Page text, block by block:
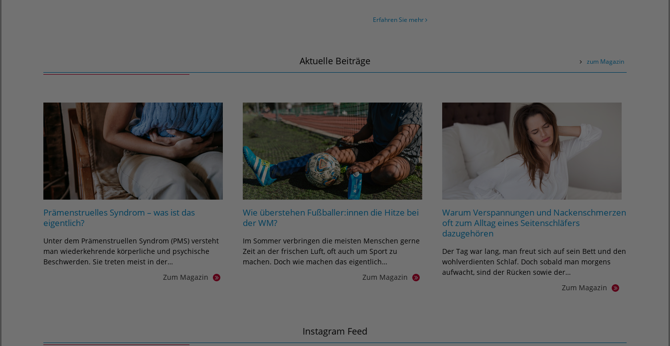
Erfahren Sie mehr
Aktuelle Beiträge zum Magazin
Prämenstruelles Syndrom – was ist das
eigentlich?
Unter dem Prämenstruellen Syndrom (PMS) versteht
man wiederkehrende körperliche und psychische
Beschwerden. Sie treten meist in der…
Zum Magazin
Wie überstehen Fußballer:innen die Hitze bei
der WM?
Im Sommer verbringen die meisten Menschen gerne
Zeit an der frischen Luft, oft auch um Sport zu
machen. Doch wie machen das eigentlich…
Zum Magazin
Warum Verspannungen und Nackenschmerzen
oft zum Alltag eines Seitenschläfers
dazugehören
Der Tag war lang, man freut sich auf sein Bett und den
wohlverdienten Schlaf. Doch sobald man morgens
aufwacht, sind der Rücken sowie der…
Zum Magazin
Instagram Feed